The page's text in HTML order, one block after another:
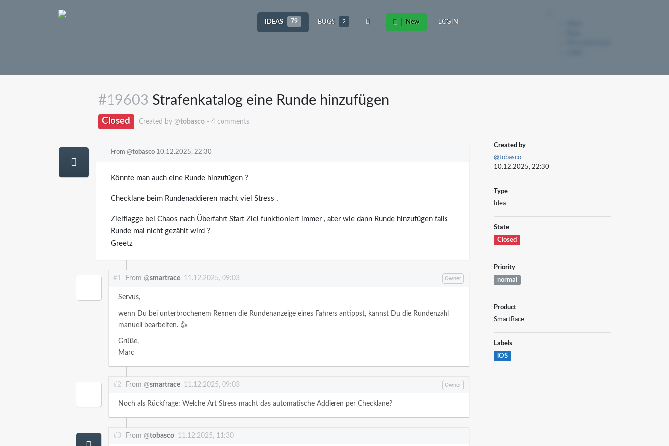
IDEAS 79 BUGS 2 New LOGIN
#19603 Strafenkatalog eine Runde hinzufügen
Closed Created by @tobasco- 4 comments
From @tobasco 10.12.2025, 22:30
Könnte man auch eine Runde hinzufügen ?
Checklane beim Rundenaddieren macht viel Stress ,
Zielflagge bei Chaos nach Überfahrt Start Ziel funktioniert immer , aber wie dann Runde hinzufügen falls
Runde mal nicht gezählt wird ?
Greetz
#1 From @smartrace 11.12.2025, 09:03 Owner
Servus,
wenn Du bei unterbrochenem Rennen die Rundenanzeige eines Fahrers antippst, kannst Du die Rundenzahl
manuell bearbeiten. 👍
Grüße,
Marc
#2 From @smartrace 11.12.2025, 09:03 Owner
Noch als Rückfrage: Welche Art Stress macht das automatische Addieren per Checklane?
#3 From @tobasco 11.12.2025, 11:30
Created by
@tobasco
10.12.2025, 22:30
Type
Idea
State
Closed
Priority
normal
Product
SmartRace
Labels
iOS